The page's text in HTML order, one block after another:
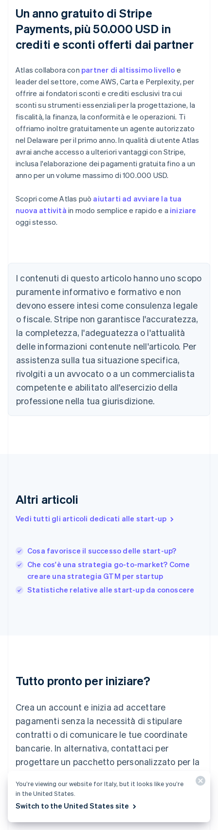
Un anno gratuito di Stripe
Payments, più 50.000 USD in
crediti e sconti offerti dai partner
Atlas collabora con partner di altissimo livello e
leader del settore, come AWS, Carta e Perplexity, per
offrire ai fondatori sconti e crediti esclusivi tra cui
sconti su strumenti essenziali per la progettazione, la
fiscalità, la finanza, la conformità e le operazioni. Ti
offriamo inoltre gratuitamente un agente autorizzato
nel Delaware per il primo anno. In qualità di utente Atlas
avrai anche accesso a ulteriori vantaggi con Stripe,
inclusa l'elaborazione dei pagamenti gratuita fino a un
anno per un volume massimo di 100.000 USD.
Scopri come Atlas può aiutarti ad avviare la tua
nuova attività in modo semplice e rapido e a iniziare
oggi stesso.
I contenuti di questo articolo hanno uno scopo
puramente informativo e formativo e non
devono essere intesi come consulenza legale
o fiscale. Stripe non garantisce l'accuratezza,
la completezza, l'adeguatezza o l'attualità
delle informazioni contenute nell'articolo. Per
assistenza sulla tua situazione specifica,
rivolgiti a un avvocato o a un commercialista
competente e abilitato all'esercizio della
professione nella tua giurisdizione.
Altri articoli
Vedi tutti gli articoli dedicati alle start-up
Cosa favorisce il successo delle start-up?
Che cos'è una strategia go-to-market? Come
creare una strategia GTM per startup
Statistiche relative alle start-up da conoscere
Tutto pronto per iniziare?
Crea un account e inizia ad accettare
pagamenti senza la necessità di stipulare
contratti o di comunicare le tue coordinate
bancarie. In alternativa, contattaci per
progettare un pacchetto personalizzato per la
Inizia ora Contattaci
NederlandsFrançaisDeutschEnglish
Brasile
Bulgaria
English
Canada
English Français
Cina continentale
简体中文English
English
Croazia
English
Danimarca
English
FrançaisEnglish
DeutschEnglish
Gibilterra
Grecia
English
India
Lituania
Lussemburgo
Deutsch English
Malaysia
English 简体中文
Malta
Messico
Norvegia
English
Nuova Zelanda
Paesi Bassi
You’re viewing our website for Italy, but it looks like you’re
in the United States.
Switch to the United States site